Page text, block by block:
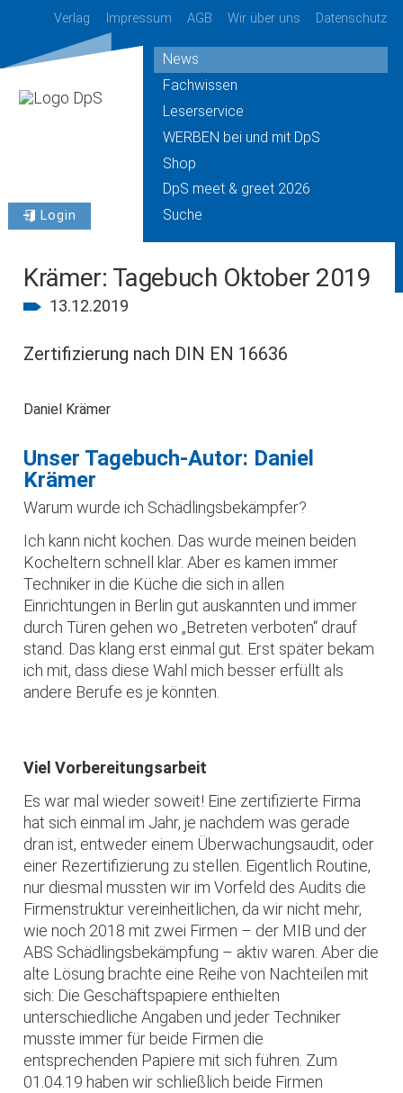
Verlag Impressum AGB Wir über uns Datenschutz
Login
News
Fachwissen
Leserservice
WERBEN bei und mit DpS
Shop
DpS meet & greet 2026
Suche
Krämer: Tagebuch Oktober 2019
13.12.2019
Zertifizierung nach DIN EN 16636
Daniel Krämer
Unser Tagebuch-Autor: Daniel
Krämer
Warum wurde ich Schädlingsbekämpfer?
Ich kann nicht kochen. Das wurde meinen beiden
Kocheltern schnell klar. Aber es kamen immer
Techniker in die Küche die sich in allen
Einrichtungen in Berlin gut auskannten und immer
durch Türen gehen wo „Betreten verboten“ drauf
stand. Das klang erst einmal gut. Erst später bekam
ich mit, dass diese Wahl mich besser erfüllt als
andere Berufe es je könnten.
Viel Vorbereitungsarbeit
Es war mal wieder soweit! Eine zertifizierte Firma
hat sich einmal im Jahr, je nachdem was gerade
dran ist, entweder einem Überwachungsaudit, oder
einer Rezertifizierung zu stellen. Eigentlich Routine,
nur diesmal mussten wir im Vorfeld des Audits die
Firmenstruktur vereinheitlichen, da wir nicht mehr,
wie noch 2018 mit zwei Firmen – der MIB und der
ABS Schädlingsbekämpfung – aktiv waren. Aber die
alte Lösung brachte eine Reihe von Nachteilen mit
sich: Die Geschäftspapiere enthielten
unterschiedliche Angaben und jeder Techniker
musste immer für beide Firmen die
entsprechenden Papiere mit sich führen. Zum
01.04.19 haben wir schließlich beide Firmen